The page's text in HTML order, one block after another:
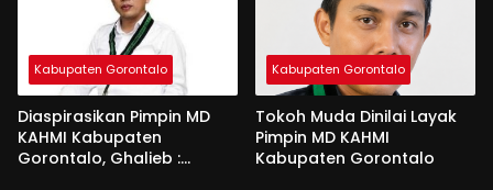
Kabupaten Gorontalo
Diaspirasikan Pimpin MD
KAHMI Kabupaten
Gorontalo, Ghalieb :
Kabupaten Gorontalo
Tokoh Muda Dinilai Layak
Pimpin MD KAHMI
Kabupaten Gorontalo